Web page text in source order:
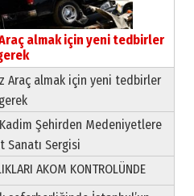
Araç almak için yeni tedbirler
Araç almak için yeni tedbirler
gerek
Şehirden Medeniyetlere
Sanatı Sergisi
AKOM KONTROLÜNDE
Şirin’e